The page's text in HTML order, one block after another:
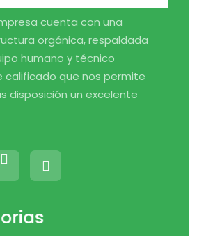
cuenta con una
orgánica, respaldada
humano y técnico
que nos permite
disposición un excelente